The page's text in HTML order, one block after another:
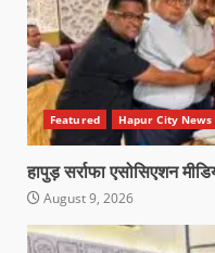
Featured Hapur City News
हापुड़ सर्राफा एसोसिएशन
August 9, 2026